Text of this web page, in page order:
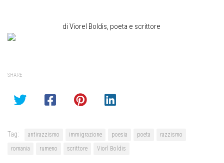
di Viorel Boldis, poeta e scrittore
SHARE
Tag: antirazzismo immigrazione poesia poeta
razzismo
romania
rumeno scrittore Viorl Boldis